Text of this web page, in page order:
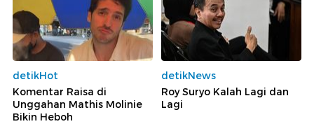
detikHot
Komentar Raisa di
Unggahan Mathis Molinie
Bikin Heboh
detikNews
Roy Suryo Kalah Lagi dan
Lagi